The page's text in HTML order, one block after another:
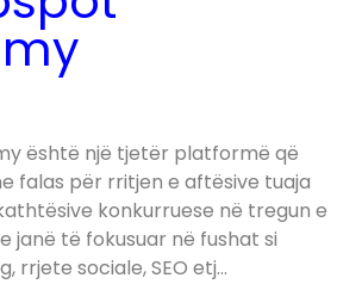
është një tjetër platformë që
falas për rritjen e aftësive tuaja
konkurruese në tregun e
janë të fokusuar në fushat si
rrjete sociale, SEO etj…